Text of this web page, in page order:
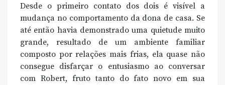
Desde o primeiro contato dos dois é visível a
mudança no comportamento da dona de casa. Se
até então havia demonstrado uma quietude muito
grande, resultado de um ambiente familiar
composto por relações mais frias, ela quase não
consegue disfarçar o entusiasmo ao conversar
com Robert, fruto tanto do fato novo em sua